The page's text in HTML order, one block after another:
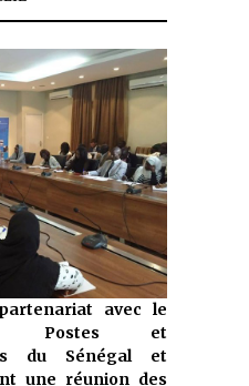
avec le
Postes et
du Sénégal et
une réunion des